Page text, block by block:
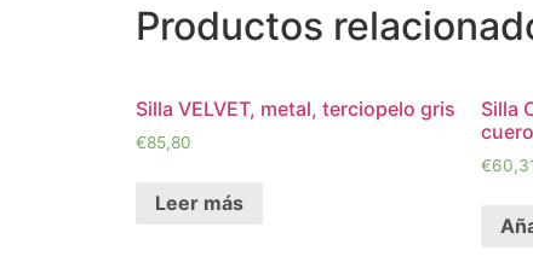
Productos
Silla VELVET, metal, terciopelo gris
€85,80
Leer más
Silla
€